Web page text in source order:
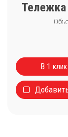
В 1 клик
Стиральные
Сушильные
Центрифуги